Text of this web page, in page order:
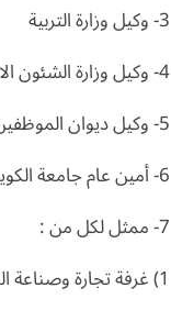
3- وكيل وزارة التربية
4- وكيل وزارة الشئون الاجتماعية والعمل
5- وكيل ديوان الموظفين
6- أمين عام جامعة الكويت
7- ممثل لكل من :
1) غرفة تجارة وصناعة الكويت